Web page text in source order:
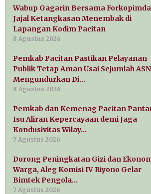
Wabup Gagarin Bersama Forkopimda
Jajal Ketangkasan Menembak di
Lapangan Kodim Pacitan
8 Agustus 2026
Pemkab Pacitan Pastikan Pelayanan
Publik Tetap Aman Usai Sejumlah ASN
Mengundurkan Di…
8 Agustus 2026
Pemkab dan Kemenag Pacitan
Isu Aliran Kepercayaan demi Jaga
Kondusivitas Wilay…
7 Agustus 2026
Dorong Peningkatan Gizi dan
Warga, Aleg Komisi IV Riyono Gelar
Bimtek Pengola…
7 Agustus 2026